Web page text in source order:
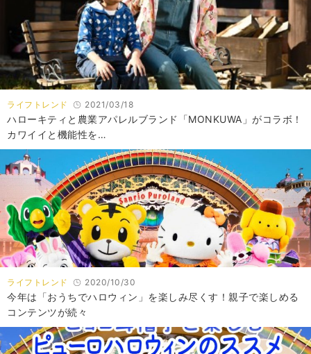
ライフトレンド 2021/03/18
ハローキティと農業アパレルブランド「MONKUWA」がコラボ！
カワイイと機能性を…
ライフトレンド 2020/10/30
今年は「おうちでハロウィン」を楽しみ尽くす！親子で楽しめる
コンテンツが続々